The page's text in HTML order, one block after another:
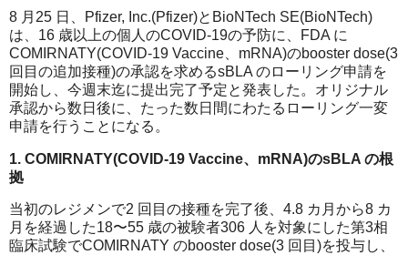
8 月25 日、Pfizer, Inc.(Pfizer)とBioNTech SE(BioNTech)
は、16 歳以上の個人のCOVID-19の予防に、FDA に
COMIRNATY(COVID-19 Vaccine、mRNA)のbooster dose(3
回目の追加接種)の承認を求めるsBLA のローリング申請を
開始し、今週末迄に提出完了予定と発表した。オリジナル
承認から数日後に、たった数日間にわたるローリング一変
申請を行うことになる。
1. COMIRNATY(COVID-19 Vaccine、mRNA)のsBLA の根
拠
当初のレジメンで2 回目の接種を完了後、4.8 カ月から8 カ
月を経過した18〜55 歳の被験者306 人を対象にした第3相
臨床試験でCOMIRNATY のbooster dose(3 回目)を投与し、